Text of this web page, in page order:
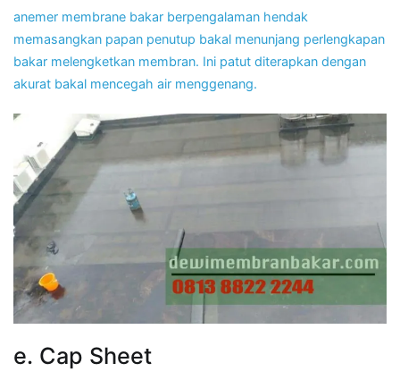
anemer membrane bakar berpengalaman hendak
memasangkan papan penutup bakal menunjang perlengkapan
bakar melengketkan membran. Ini patut diterapkan dengan
akurat bakal mencegah air menggenang.
e. Cap Sheet